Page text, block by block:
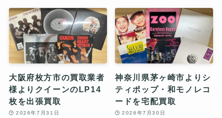
大阪府枚方市の買取業者
様よりクイーンのLP14
枚を出張買取
2026年7月31日
神奈川県茅ヶ崎市よりシ
ティポップ・和モノレコ
ードを宅配買取
2026年7月30日